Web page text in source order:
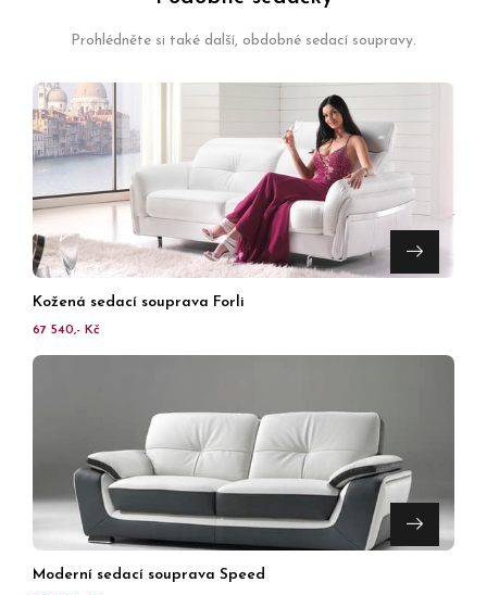
Prohlédněte si také další, obdobné sedací soupravy.
Kožená sedací souprava Forli
67 540,- Kč
Moderní sedací souprava Speed